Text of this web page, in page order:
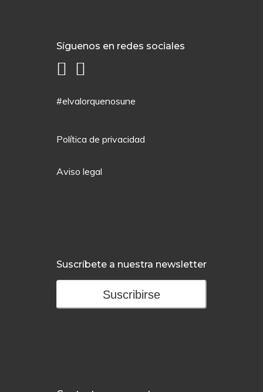
Síguenos en redes sociales
#elvalorquenosune
Política de privacidad
Aviso legal
Suscríbete a nuestra newsletter
Suscribirse